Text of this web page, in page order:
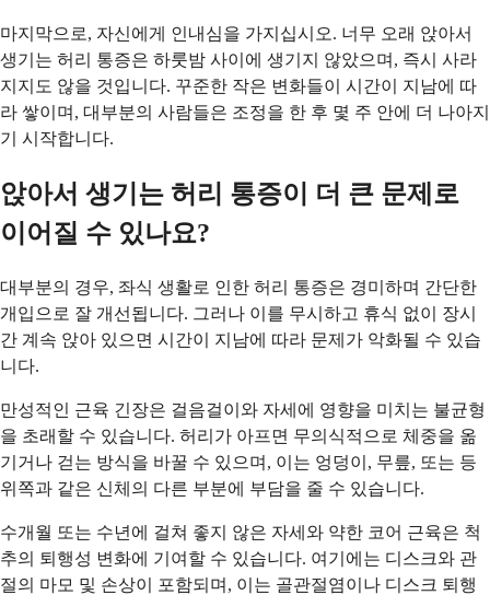
마지막으로, 자신에게 인내심을 가지십시오. 너무 오래 앉아서
생기는 허리 통증은 하룻밤 사이에 생기지 않았으며, 즉시 사라
지지도 않을 것입니다. 꾸준한 작은 변화들이 시간이 지남에 따
라 쌓이며, 대부분의 사람들은 조정을 한 후 몇 주 안에 더 나아지
기 시작합니다.
앉아서 생기는 허리 통증이 더 큰 문제로
이어질 수 있나요?
대부분의 경우, 좌식 생활로 인한 허리 통증은 경미하며 간단한
개입으로 잘 개선됩니다. 그러나 이를 무시하고 휴식 없이 장시
간 계속 앉아 있으면 시간이 지남에 따라 문제가 악화될 수 있습
니다.
만성적인 근육 긴장은 걸음걸이와 자세에 영향을 미치는 불균형
을 초래할 수 있습니다. 허리가 아프면 무의식적으로 체중을 옮
기거나 걷는 방식을 바꿀 수 있으며, 이는 엉덩이, 무릎, 또는 등
위쪽과 같은 신체의 다른 부분에 부담을 줄 수 있습니다.
수개월 또는 수년에 걸쳐 좋지 않은 자세와 약한 코어 근육은 척
추의 퇴행성 변화에 기여할 수 있습니다. 여기에는 디스크와 관
절의 마모 및 손상이 포함되며, 이는 골관절염이나 디스크 퇴행